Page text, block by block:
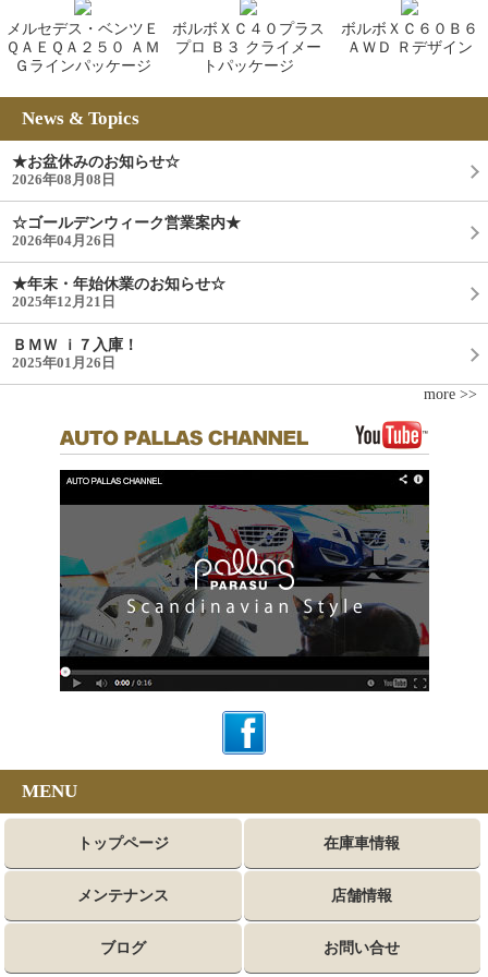
メルセデス・ベンツＥ
ＱＡＥＱＡ２５０ ＡＭ
Ｇラインパッケージ
ボルボＸＣ４０プラス
プロ Ｂ３ クライメー
トパッケージ
ボルボＸＣ６０Ｂ６
ＡＷＤ Ｒデザイン
News & Topics
★お盆休みのお知らせ☆
2026年08月08日
☆ゴールデンウィーク営業案内★
2026年04月26日
★年末・年始休業のお知らせ☆
2025年12月21日
ＢＭＷ ｉ７入庫！
2025年01月26日
more >>
MENU
トップページ 在庫車情報
メンテナンス 店舗情報
ブログ お問い合せ